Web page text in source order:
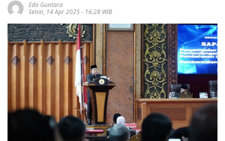
Edo Guntara
Senin, 14 Apr 2025 - 16:28 WIB